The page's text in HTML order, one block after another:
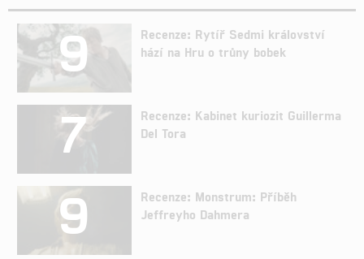
9
Recenze: Rytíř Sedmi království
hází na Hru o trůny bobek
7
Recenze: Kabinet kuriozit Guillerma
Del Tora
9
Recenze: Monstrum: Příběh
Jeffreyho Dahmera